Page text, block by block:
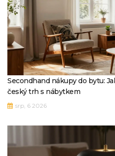
Secondhand nákupy do bytu:
český trh s nábytkem
srp, 6 2026